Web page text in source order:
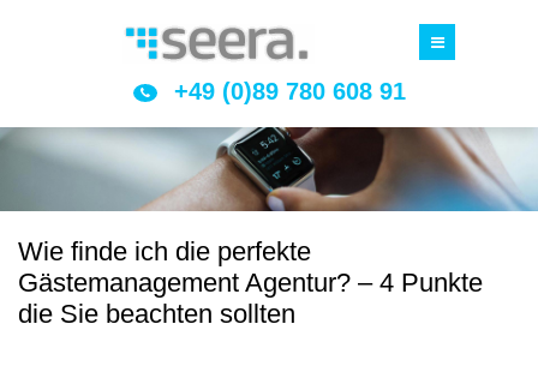
+49 (0)89 780 608 91
Wie finde ich die perfekte
Gästemanagement Agentur? – 4 Punkte
die Sie beachten sollten